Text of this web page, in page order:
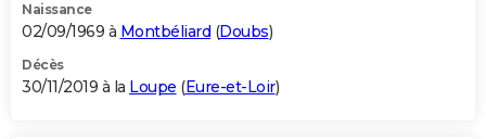
Naissance
02/09/1969 à Montbéliard (Doubs)
Décès
30/11/2019 à la Loupe (Eure-et-Loir)